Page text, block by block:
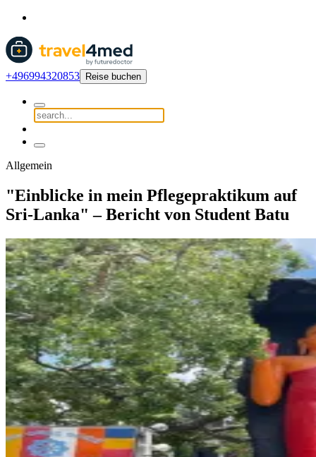
+496994320853 Reise buchen
Allgemein
"Einblicke in mein Pflegepraktikum auf
Sri-Lanka" – Bericht von Student Batu